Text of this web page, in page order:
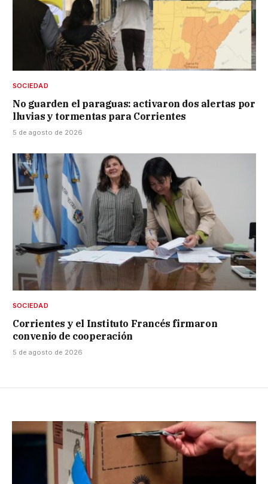
SOCIEDAD
No guarden el paraguas: activaron dos alertas por
lluvias y tormentas para Corrientes
5 de agosto de 2026
SOCIEDAD
Corrientes y el Instituto Francés firmaron
convenio de cooperación
5 de agosto de 2026